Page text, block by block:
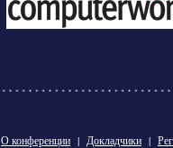
О конференции | Докладчики |